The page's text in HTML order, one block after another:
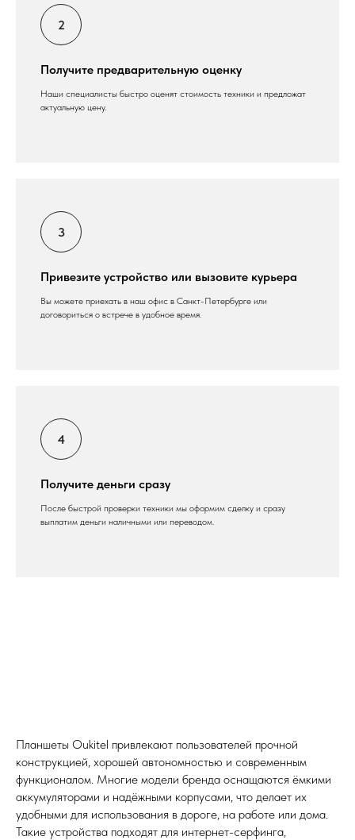
Получите предварительную оценку
Наши специалисты быстро оценят стоимость техники и предложат
актуальную цену.
Привезите устройство или вызовите курьера
Вы можете приехать в наш офис в Санкт-Петербурге или
договориться о встрече в удобное время.
Получите деньги сразу
После быстрой проверки техники мы оформим сделку и сразу
выплатим деньги наличными или переводом.
Планшеты Oukitel привлекают пользователей прочной
конструкцией, хорошей автономностью и современным
функционалом. Многие модели бренда оснащаются ёмкими
аккумуляторами и надёжными корпусами, что делает их
удобными для использования в дороге, на работе или дома.
Такие устройства подходят для интернет-серфинга,